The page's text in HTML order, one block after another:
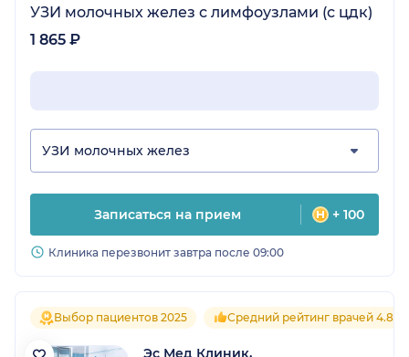
УЗИ молочных желез с лимфоузлами (с цдк)
1 865 ₽
УЗИ молочных желез
Записаться на прием + 100
Клиника перезвонит завтра после 09:00
Выбор пациентов 2025 Средний рейтинг врачей 4.8
Эс Мед Клиник,